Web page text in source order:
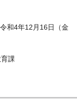
和4年12月16日（金
課